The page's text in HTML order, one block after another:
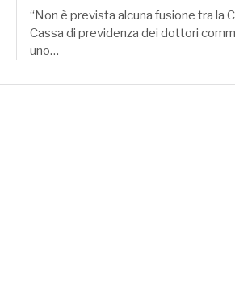
“Non è prevista alcuna fusione tra la
Cassa di previdenza dei dottori
uno…